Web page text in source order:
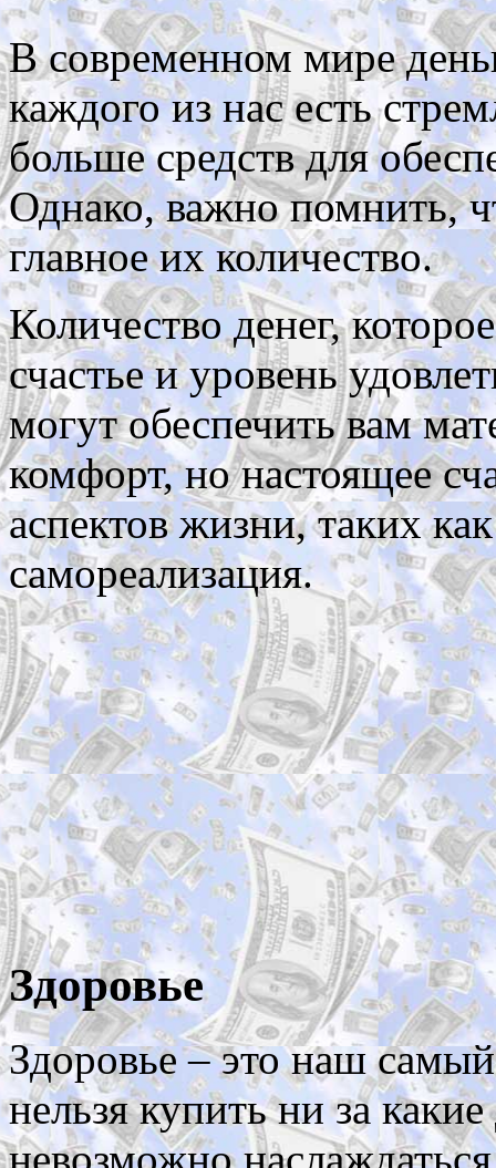
В современном мире
каждого из нас есть
больше средств для
Однако, важно помнить,
главное их количество.
Количество денег,
счастье и уровень
могут обеспечить вам
комфорт, но настоящее
аспектов жизни, таких
самореализация.
Здоровье
Здоровье – это наш
нельзя купить ни за